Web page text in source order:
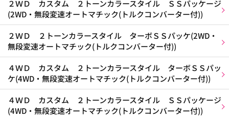
２ＷＤ カスタム ２トーンカラースタイル ＳＳパッケージ
(2WD・無段変速オートマチック(トルクコンバーター付))
２ＷＤ ２トーンカラースタイル ターボＳＳパッケ(2WD・
無段変速オートマチック(トルクコンバーター付))
４ＷＤ カスタム ２トーンカラースタイル ターボＳＳパッ
ケ(4WD・無段変速オートマチック(トルクコンバーター付))
４ＷＤ カスタム ２トーンカラースタイル ＳＳパッケージ
(4WD・無段変速オートマチック(トルクコンバーター付))